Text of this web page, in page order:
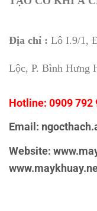
Địa chỉ : Lô I.9/1,
Lộc, P. Bình Hưng
Hotline: 0909 792
Email:
Website: